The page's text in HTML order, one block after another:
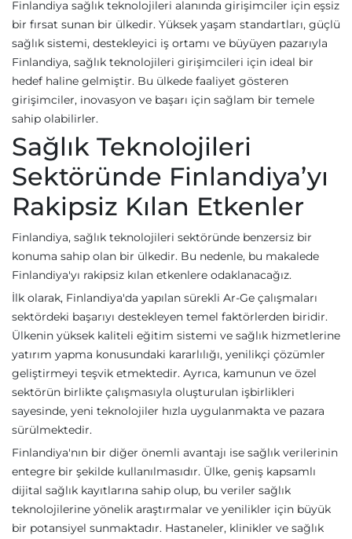
Finlandiya sağlık teknolojileri alanında girişimciler için eşsiz
bir fırsat sunan bir ülkedir. Yüksek yaşam standartları, güçlü
sağlık sistemi, destekleyici iş ortamı ve büyüyen pazarıyla
Finlandiya, sağlık teknolojileri girişimcileri için ideal bir
hedef haline gelmiştir. Bu ülkede faaliyet gösteren
girişimciler, inovasyon ve başarı için sağlam bir temele
sahip olabilirler.
Sağlık Teknolojileri
Sektöründe Finlandiya’yı
Rakipsiz Kılan Etkenler
Finlandiya, sağlık teknolojileri sektöründe benzersiz bir
konuma sahip olan bir ülkedir. Bu nedenle, bu makalede
Finlandiya'yı rakipsiz kılan etkenlere odaklanacağız.
İlk olarak, Finlandiya'da yapılan sürekli Ar-Ge çalışmaları
sektördeki başarıyı destekleyen temel faktörlerden biridir.
Ülkenin yüksek kaliteli eğitim sistemi ve sağlık hizmetlerine
yatırım yapma konusundaki kararlılığı, yenilikçi çözümler
geliştirmeyi teşvik etmektedir. Ayrıca, kamunun ve özel
sektörün birlikte çalışmasıyla oluşturulan işbirlikleri
sayesinde, yeni teknolojiler hızla uygulanmakta ve pazara
sürülmektedir.
Finlandiya'nın bir diğer önemli avantajı ise sağlık verilerinin
entegre bir şekilde kullanılmasıdır. Ülke, geniş kapsamlı
dijital sağlık kayıtlarına sahip olup, bu veriler sağlık
teknolojilerine yönelik araştırmalar ve yenilikler için büyük
bir potansiyel sunmaktadır. Hastaneler, klinikler ve sağlık